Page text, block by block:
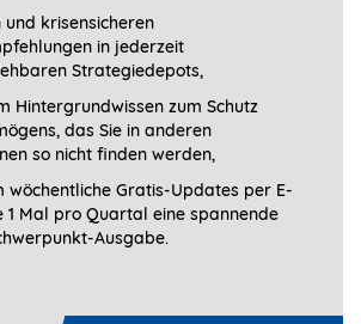
und krisensicheren
in jederzeit
Strategiedepots,
Hintergrundwissen zum Schutz
das Sie in anderen
so nicht finden werden,
wöchentliche Gratis-Updates per E-
1 Mal pro Quartal eine spannende
­Ausgabe.